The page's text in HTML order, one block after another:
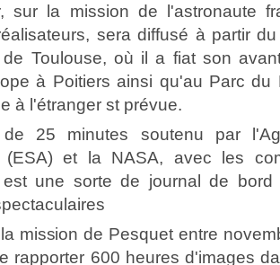
, sur la mission de l'astronaute
sera diffusé à partir
Toulouse, où il a fiat son
à Poitiers ainsi qu'au Parc du
à l'étranger st prévue.
25 minutes soutenu par
(ESA) et la NASA, avec les
est une sorte de journal de
mission de Pesquet entre
rapporter 600 heures d'images